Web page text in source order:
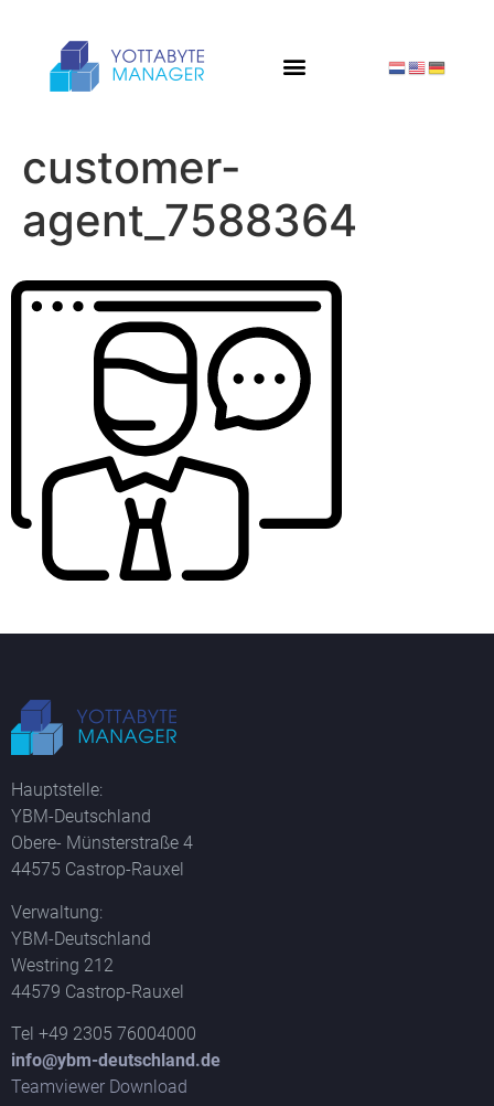
customer-
agent_7588364
Hauptstelle:
YBM-Deutschland
Obere- Münsterstraße 4
44575 Castrop-Rauxel
Verwaltung:
YBM-Deutschland
Westring 212
44579 Castrop-Rauxel
Tel +49 2305 76004000
info@ybm-deutschland.de
Teamviewer Download